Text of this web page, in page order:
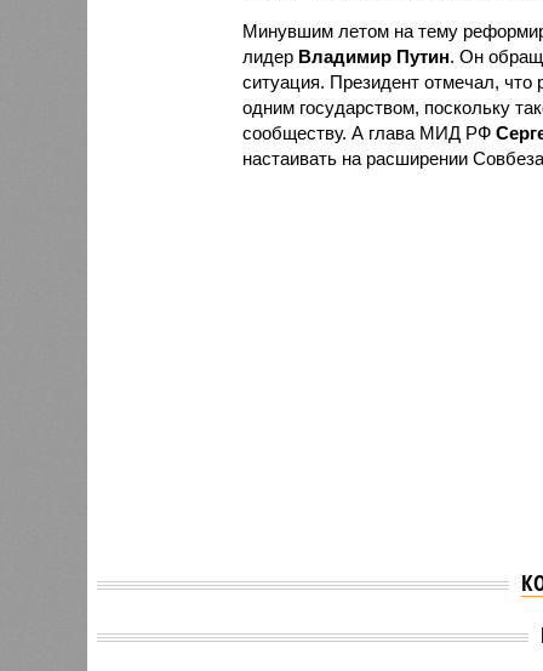
Минувшим летом на тему
лидер Владимир Путин. Он
ситуация. Президент отмечал,
одним государством, поскольку
сообществу. А глава МИД РФ
настаивать на расширении
Президент Финляндии
В
в